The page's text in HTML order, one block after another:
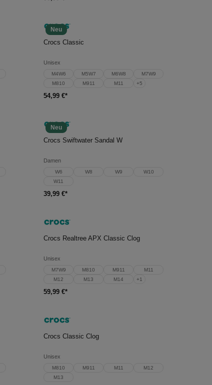
Neu
In den Warenkorb
Crocs Classic
Unisex
M4W6 M5W7 M6W8
M7W9
M810
M911 M11 +5
54,99 €*
Neu
In den Warenkorb
Crocs Swiftwater Sandal W
Damen
W6 W8 W9
W10
W11
39,99 €*
Crocs Realtree APX Classic Clog
Unisex
M7W9 M810 M911
M11
M12
M13 M14 +1
59,99 €*
Crocs Classic Clog
Unisex
M810 M911 M11
M12
M13